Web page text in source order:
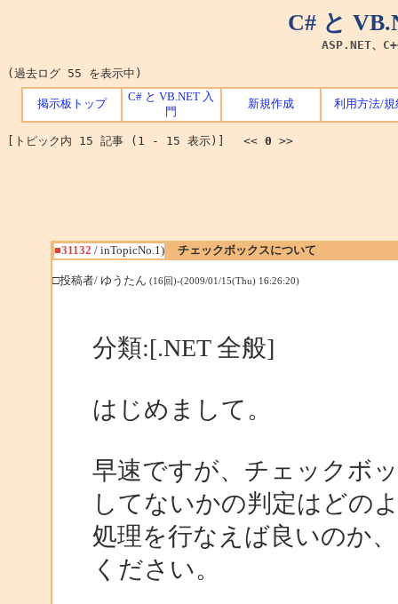
C# と
ASP.NET、
(過去ログ 55 を表示中)
掲示板トップ
C# と VB.NET 入
門
新規作成 利用方法/規
[トピック内 15 記事 (1 - 15 表示)] << 0 >>
■31132 / inTopicNo.1) チェックボックスについて
□投稿者/ ゆうたん (16回)-(2009/01/15(Thu) 16:26:20)
分類:[.NET 全般]
はじめまして。
早速ですが、チェックボ
してないかの判定はどの
処理を行なえば良いのか
ください。